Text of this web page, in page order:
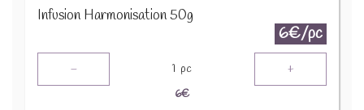
Infusion Harmonisation 50g
6€/pc
- 1 pc +
6€